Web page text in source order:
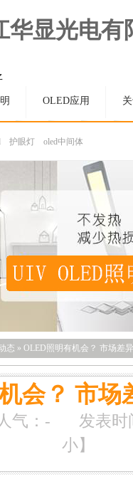
料领域受人尊敬的
OLED应用
护眼灯 oled中间体
态 » OLED照明有机会？ 市场差
会？ 市场
气： -
发表时
小】